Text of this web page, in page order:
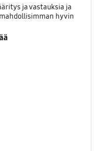
ja vastauksia ja
hyvin